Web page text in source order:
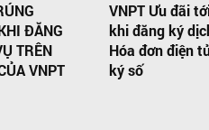
ĐĂNG
TRÊN
VNPT
VNPT Ưu đãi
khi đăng ký
Hóa đơn điện
ký số